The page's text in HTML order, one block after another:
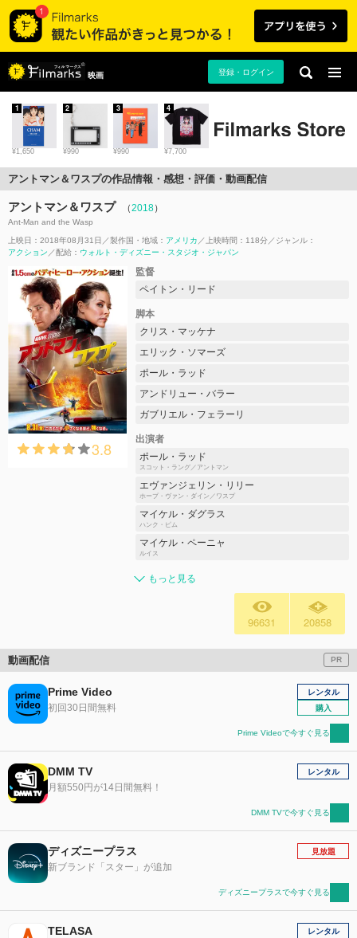
映画 登録・ログイン
¥1,650
1
¥990
2
¥990
3
¥7,700
4
アントマン＆ワスプの作品情報・感想・評価・動画配信
アントマン＆ワスプ （2018）
Ant-Man and the Wasp
上映日：2018年08月31日 製作国・地域： アメリカ 上映時間：118分
ジャンル：
アクション
配給： ウォルト・ディズニー・スタジオ・ジャパン
3.8
監督
ペイトン・リード
脚本
クリス・マッケナ
エリック・ソマーズ
ポール・ラッド
アンドリュー・バラー
ガブリエル・フェラーリ
出演者
ポール・ラッド
スコット・ラング／アントマン
エヴァンジェリン・リリー
ホープ・ヴァン・ダイン／ワスプ
マイケル・ダグラス
ハンク・ピム
マイケル・ペーニャ
ルイス
もっと見る
96631 20858
動画配信 PR
Prime Video
初回30日間無料
レンタル
購入
Prime Videoで今すぐ見る
DMM TV
月額550円が14日間無料！
レンタル
DMM TVで今すぐ見る
ディズニープラス
新ブランド「スター」が追加
見放題
ディズニープラスで今すぐ見る
TELASA レンタル